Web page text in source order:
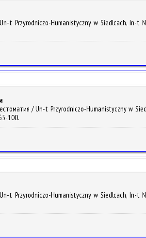
t Przyrodniczo-Humanistyczny w Siedlcach,
/ Un-t Przyrodniczo-Humanistyczny w
100.
t Przyrodniczo-Humanistyczny w Siedlcach,